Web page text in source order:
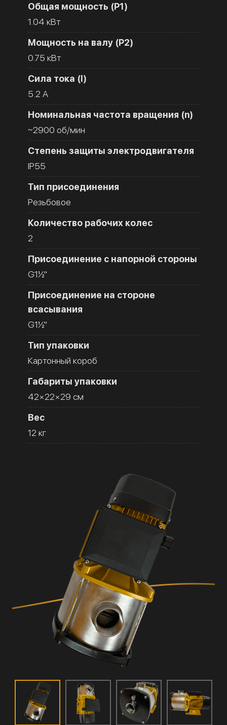
Общая мощность (Р1)
1.04 кВт
Мощность на валу (Р2)
0.75 кВт
Сила тока (I)
5.2 A
Номинальная частота вращения (n)
~2900 об/мин
Степень защиты электродвигателя
IP55
Тип присоединения
Резьбовое
Количество рабочих колес
2
Присоединение с напорной стороны
G1½''
Присоединение на стороне
всасывания
G1½''
Тип упаковки
Картонный короб
Габариты упаковки
42×22×29 см
Вес
12 кг